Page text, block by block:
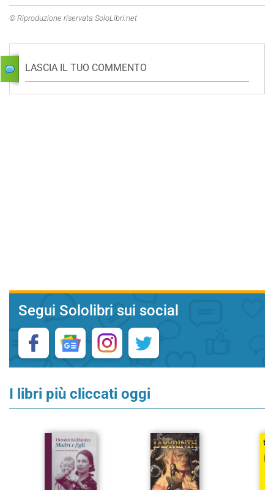
© Riproduzione riservata SoloLibri.net
LASCIA IL TUO COMMENTO
Segui Sololibri sui social
I libri più cliccati oggi